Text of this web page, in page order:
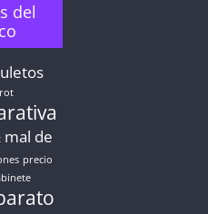
del
mal de
precio